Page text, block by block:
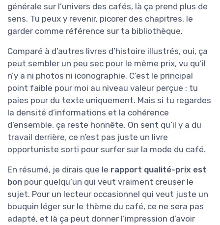
générale sur l’univers des cafés, là ça prend plus de
sens. Tu peux y revenir, picorer des chapitres, le
garder comme référence sur ta bibliothèque.
Comparé à d’autres livres d’histoire illustrés, oui, ça
peut sembler un peu sec pour le même prix, vu qu’il
n’y a ni photos ni iconographie. C’est le principal
point faible pour moi au niveau valeur perçue : tu
paies pour du texte uniquement. Mais si tu regardes
la densité d’informations et la cohérence
d’ensemble, ça reste honnête. On sent qu’il y a du
travail derrière, ce n’est pas juste un livre
opportuniste sorti pour surfer sur la mode du café.
En résumé, je dirais que le rapport qualité-prix est
bon pour quelqu’un qui veut vraiment creuser le
sujet. Pour un lecteur occasionnel qui veut juste un
bouquin léger sur le thème du café, ce ne sera pas
adapté, et là ça peut donner l’impression d’avoir